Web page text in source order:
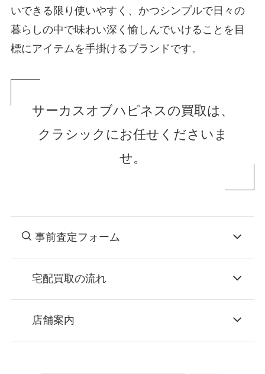
いできる限り使いやすく、かつシンプルで日々の
暮らしの中で味わい深く愉しんでいけることを目
標にアイテムを手掛けるブランドです。
サーカスオブハピネスの買取は、
クラシックにお任せくださいま
せ。
事前査定フォーム
宅配買取の流れ
お申込み
店舗案内